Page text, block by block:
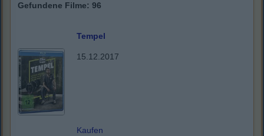
Gefundene Filme: 96
Tempel
15.12.2017
Kaufen